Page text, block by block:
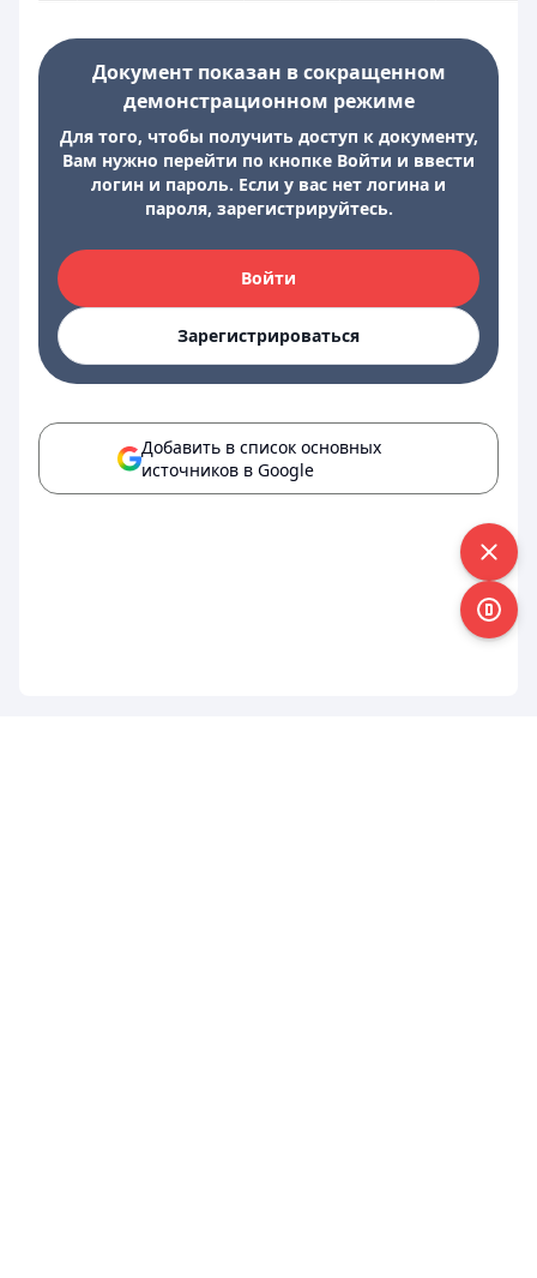
Документ показан в сокращенном
демонстрационном режиме
Для того, чтобы получить доступ к документу,
Вам нужно перейти по кнопке Войти и ввести
логин и пароль. Если у вас нет логина и
пароля, зарегистрируйтесь.
Войти
Зарегистрироваться
Добавить в список основных
источников в Google